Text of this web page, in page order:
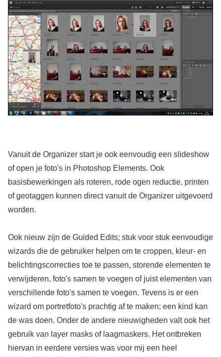
Vanuit de Organizer start je ook eenvoudig een slideshow
of open je foto's in Photoshop Elements. Ook
basisbewerkingen als roteren, rode ogen reductie, printen
of geotaggen kunnen direct vanuit de Organizer uitgevoerd
worden.
Ook nieuw zijn de Guided Edits; stuk voor stuk eenvoudige
wizards die de gebruiker helpen om te croppen, kleur- en
belichtingscorrecties toe te passen, storende elementen te
verwijderen, foto's samen te voegen of juist elementen van
verschillende foto's samen te voegen. Tevens is er een
wizard om portretfoto's prachtig af te maken; een kind kan
de was doen. Onder de andere nieuwigheden valt ook het
gebruik van layer masks of laagmaskers. Het ontbreken
hiervan in eerdere versies was voor mij een heel